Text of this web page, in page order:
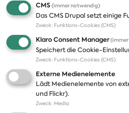
Positionen
Publikationen
Termine
Jobs und Ausbildung
Häufige Fragen
Podcast
CMS (immer notwendig)
Das CMS Drupal setzt einige
Zweck: Funktions-Cookies (CMS)
Klaro Consent Manager
Speichert die Cookie-
Zweck: Funktions-Cookies (CMS)
Externe Medienelemente
Lädt Medienelemente von
und Flickr).
Zweck: Media